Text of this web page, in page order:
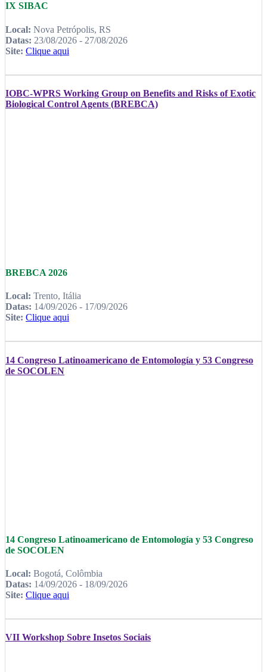
IX SIBAC
Local: Nova Petrópolis, RS
Datas: 23/08/2026 - 27/08/2026
Site: Clique aqui
IOBC-WPRS Working Group on Benefits and Risks of Exotic
Biological Control Agents (BREBCA)
BREBCA 2026
Local: Trento, Itália
Datas: 14/09/2026 - 17/09/2026
Site: Clique aqui
14 Congreso Latinoamericano de Entomología y 53 Congreso
de SOCOLEN
14 Congreso Latinoamericano de Entomología y 53 Congreso
de SOCOLEN
Local: Bogotá, Colômbia
Datas: 14/09/2026 - 18/09/2026
Site: Clique aqui
VII Workshop Sobre Insetos Sociais